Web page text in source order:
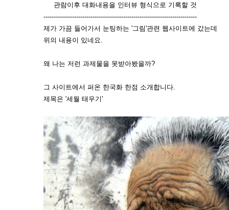
관람이후 대화내용을 인터뷰 형식으로 기록할 것
---------------------------------------------------------------------------
제가 가끔 들어가서 눈팅하는 '그림'관련 웹사이트에 갔는데
위의 내용이 있네요.
왜 나는 저런 과제물을 못받아봤을까?
그 사이트에서 퍼온 한국화 한점 소개합니다.
제목은 '세월 태우기'